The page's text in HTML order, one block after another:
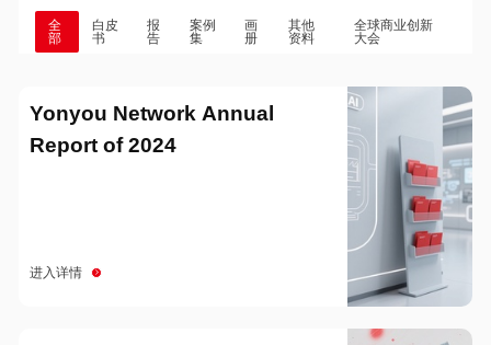
全
部
白皮
书
报
告
案例
集
画
册
其他
资料
全球商业创新
大会
Yonyou Network Annual
Report of 2024
进入详情